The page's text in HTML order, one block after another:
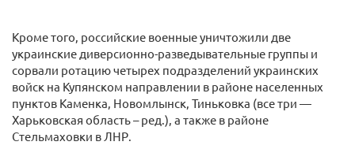
Кроме того, российские военные уничтожили две
украинские диверсионно-разведывательные группы и
сорвали ротацию четырех подразделений украинских
войск на Купянском направлении в районе населенных
пунктов Каменка, Новомлынск, Тиньковка (все три —
Харьковская область – ред.), а также в районе
Стельмаховки в ЛНР.